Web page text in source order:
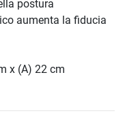
postura
aumenta la fiducia
x (A) 22 cm